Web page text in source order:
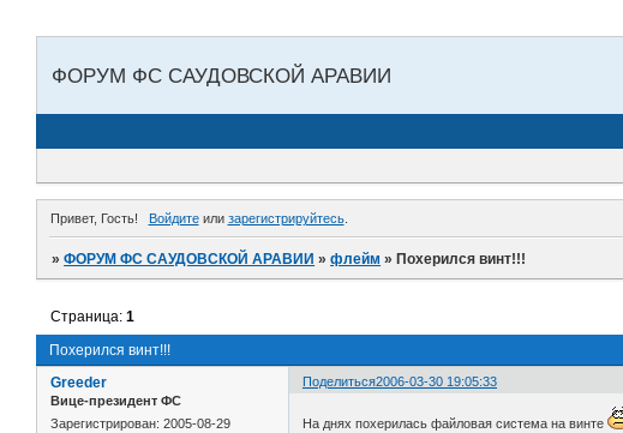
ФОРУМ ФС САУДОВСКОЙ АРАВИИ
Привет, Гость! Войдитеили зарегистрируйтесь.
»ФОРУМ ФС САУДОВСКОЙ АРАВИИ »флейм »Похерился винт!!!
Похерился винт!!!
Страница:1
Поделиться2006-03-30 19:05:33
Greeder
Вице-президент ФС
Зарегистрирован: 2005-08-29
На днях похерилась файловая система на винте